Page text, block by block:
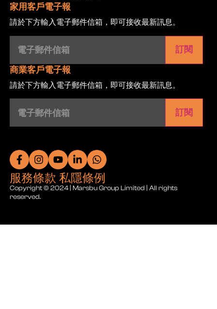
家用客戶電子報
請於下方輸入電子郵件信箱，即可接收最新訊息。
電
件
信
(Required)
商業客戶電子報
請於下方輸入電子郵件信箱，即可接收最新訊息。
件
(Required)
服務條款 私隱條例
Copyright © 2024 | Marsbu Group Limited | All rights
reserved.